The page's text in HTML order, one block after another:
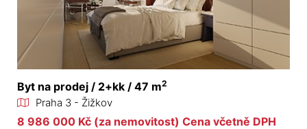
Byt na prodej / 2+kk / 47 m2
Praha 3 - Žižkov
8 986 000 Kč (za nemovitost) Cena včetně DPH